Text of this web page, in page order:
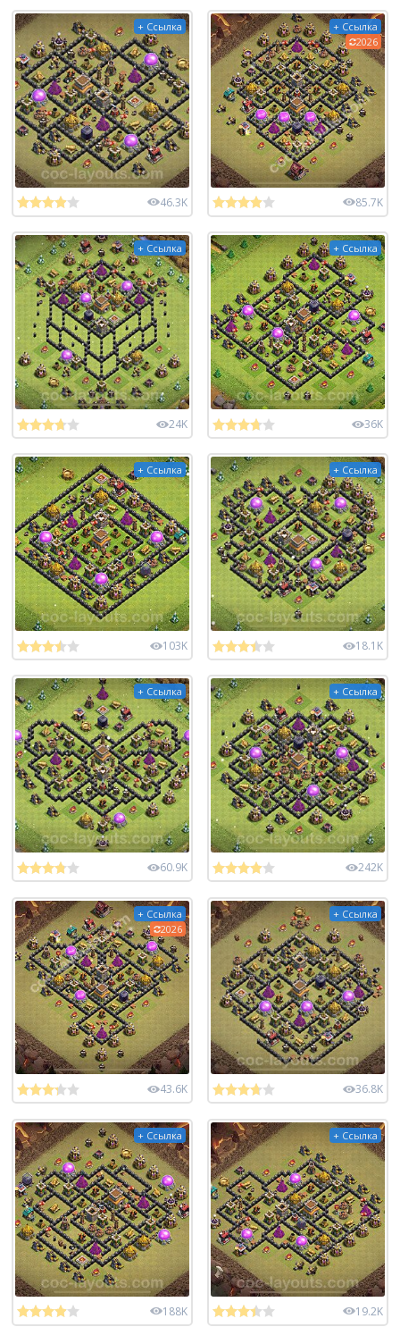
+ Ссылка
46.3K
+ Ссылка
2026
85.7K
+ Ссылка
24K
+ Ссылка
36K
+ Ссылка
103K
+ Ссылка
18.1K
+ Ссылка
60.9K
+ Ссылка
242K
+ Ссылка
2026
43.6K
+ Ссылка
36.8K
+ Ссылка
188K
+ Ссылка
19.2K